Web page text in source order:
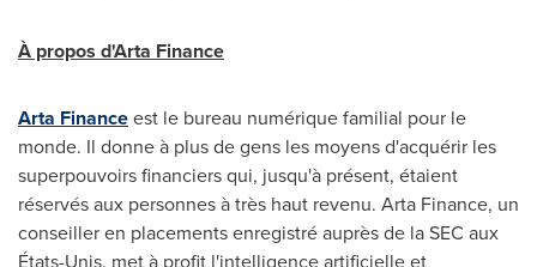
À propos d'Arta Finance
Arta Financeest le bureau numérique familial pour le
monde. Il donne à plus de gens les moyens d'acquérir les
superpouvoirs financiers qui, jusqu'à présent, étaient
réservés aux personnes à très haut revenu. Arta Finance, un
conseiller en placements enregistré auprès de la SEC aux